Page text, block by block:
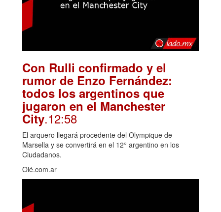
Con Rulli confirmado y el
rumor de Enzo Fernández:
todos los argentinos que
jugaron en el Manchester
City.12:58
El arquero llegará procedente del Olympique de
Marsella y se convertirá en el 12° argentino en los
Ciudadanos.
Olé.com.ar